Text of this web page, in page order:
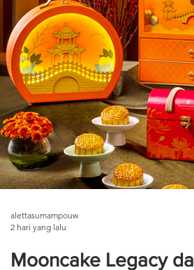
Mooncake Legacy
alettasumampouw
2 hari yang lalu